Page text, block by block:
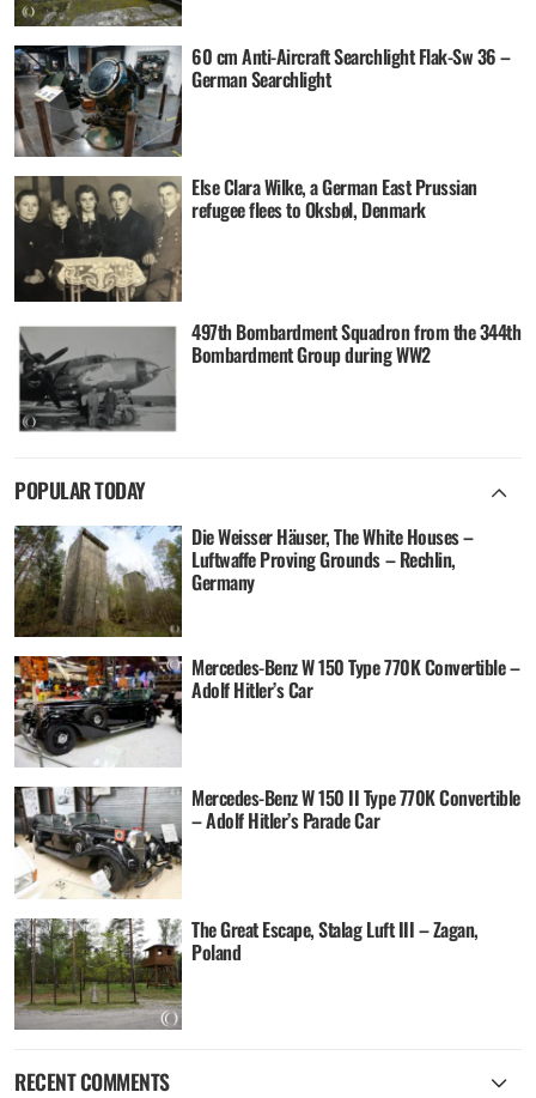
60 cm Anti-Aircraft Searchlight Flak-Sw 36 –
German Searchlight
Else Clara Wilke, a German East Prussian
refugee flees to Oksbøl, Denmark
497th Bombardment Squadron from the 344th
Bombardment Group during WW2
POPULAR TODAY
Die Weisser Häuser, The White Houses –
Luftwaffe Proving Grounds – Rechlin,
Germany
Mercedes-Benz W 150 Type 770K Convertible –
Adolf Hitler’s Car
Mercedes-Benz W 150 II Type 770K Convertible
– Adolf Hitler’s Parade Car
The Great Escape, Stalag Luft III – Zagan,
Poland
RECENT COMMENTS